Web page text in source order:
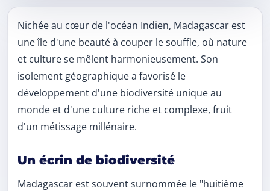
Contenu de l’article
Nichée au cœur de l'océan Indien, Madagascar est
une île d'une beauté à couper le souffle, où nature
et culture se mêlent harmonieusement. Son
isolement géographique a favorisé le
développement d'une biodiversité unique au
monde et d'une culture riche et complexe, fruit
d'un métissage millénaire.
Un écrin de biodiversité
Madagascar est souvent surnommée le "huitième